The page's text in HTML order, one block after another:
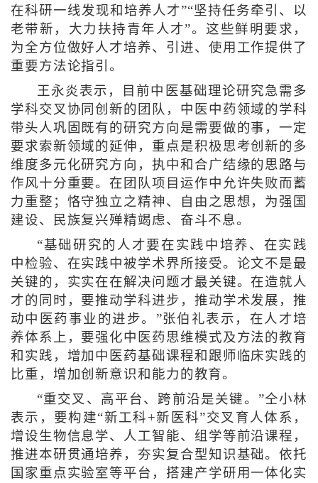
在科研一线发现和培养人才”“坚持任务牵引、以
老带新，大力扶持青年人才”。这些鲜明要求，
为全方位做好人才培养、引进、使用工作提供了
重要方法论指引。
王永炎表示，目前中医基础理论研究急需多
学科交叉协同创新的团队，中医中药领域的学科
带头人巩固既有的研究方向是需要做的事，一定
要求索新领域的延伸，重点是积极思考创新的多
维度多元化研究方向，执中和合广结缘的思路与
作风十分重要。在团队项目运作中允许失败而蓄
力重整；恪守独立之精神、自由之思想，为强国
建设、民族复兴殚精竭虑、奋斗不息。
“基础研究的人才要在实践中培养、在实践
中检验、在实践中被学术界所接受。论文不是最
关键的，实实在在解决问题才最关键。在造就人
才的同时，要推动学科进步，推动学术发展，推
动中医药事业的进步。”张伯礼表示，在人才培
养体系上，要强化中医药思维模式及方法的教育
和实践，增加中医药基础课程和跟师临床实践的
比重，增加创新意识和能力的教育。
“重交叉、高平台、跨前沿是关键。”仝小林
表示，要构建“新工科+新医科”交叉育人体系，
增设生物信息学、人工智能、组学等前沿课程，
推进本研贯通培养，夯实复合型知识基础。依托
国家重点实验室等平台，搭建产学研用一体化实